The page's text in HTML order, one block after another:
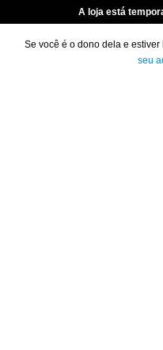
A loja está
Se você é o dono dela e
seu